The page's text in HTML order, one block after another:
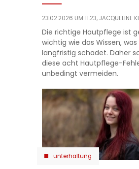
23.02.2026 UM 11:23, JACQUELINE
Die richtige Hautpflege ist
wichtig wie das Wissen,
langfristig schadet. Daher
diese acht Hautpflege-
unbedingt vermeiden.
unterhaltung